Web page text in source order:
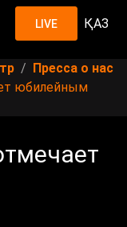
LIVE ҚАЗ
Пресса о нас
юбилейным